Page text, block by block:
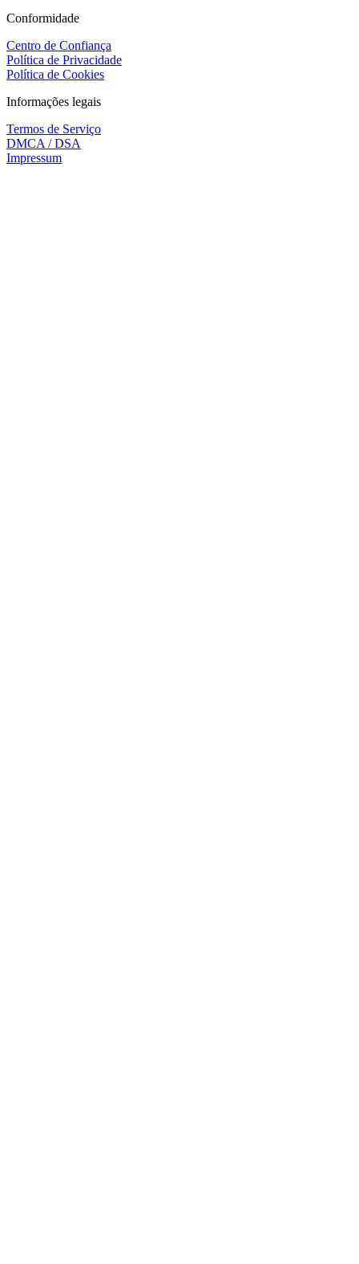
Conformidade
Centro de Confiança
Política de Privacidade
Política de Cookies
Informações legais
Termos de Serviço
DMCA / DSA
Impressum